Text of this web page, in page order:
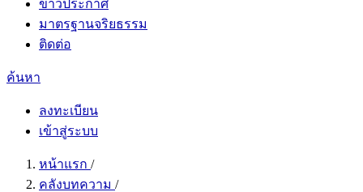
ข่าวประกาศ
มาตรฐานจริยธรรม
ติดต่อ
ค้นหา
ลงทะเบียน
เข้าสู่ระบบ
หน้าแรก /
คลังบทความ /